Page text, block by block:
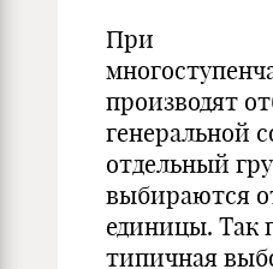
При
производят
генеральной
отдельный
выбираются
единицы. Так
типичная